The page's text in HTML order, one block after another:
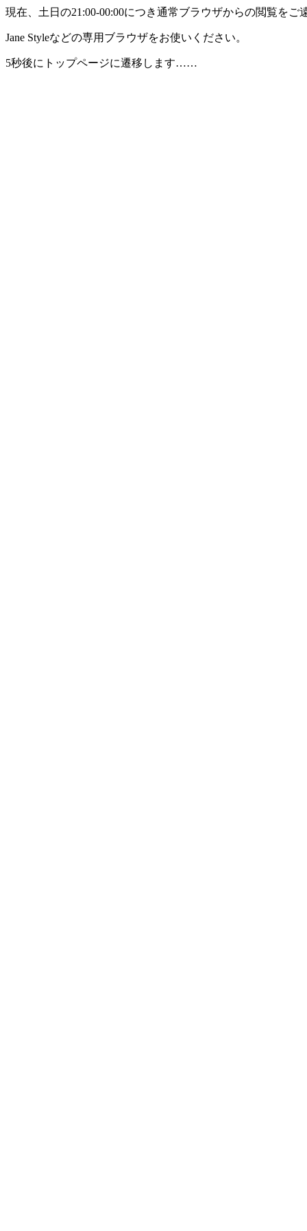
現在、土日の21:00-00:00につき通常ブラウザからの閲覧をご
Jane Styleなどの専用ブラウザをお使いください。
5秒後にトップページに遷移します……